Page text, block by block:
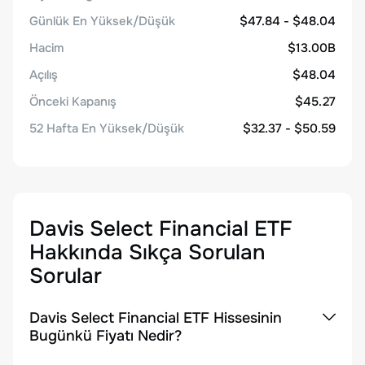
Günlük En Yüksek/Düşük
$47.84 - $48.04
Hacim
$13.00B
Açılış
$48.04
Önceki Kapanış
$45.27
52 Hafta En Yüksek/Düşük
$32.37 - $50.59
Davis Select Financial ETF
Hakkında Sıkça Sorulan
Sorular
Davis Select Financial ETF Hissesinin
Bugünkü Fiyatı Nedir?